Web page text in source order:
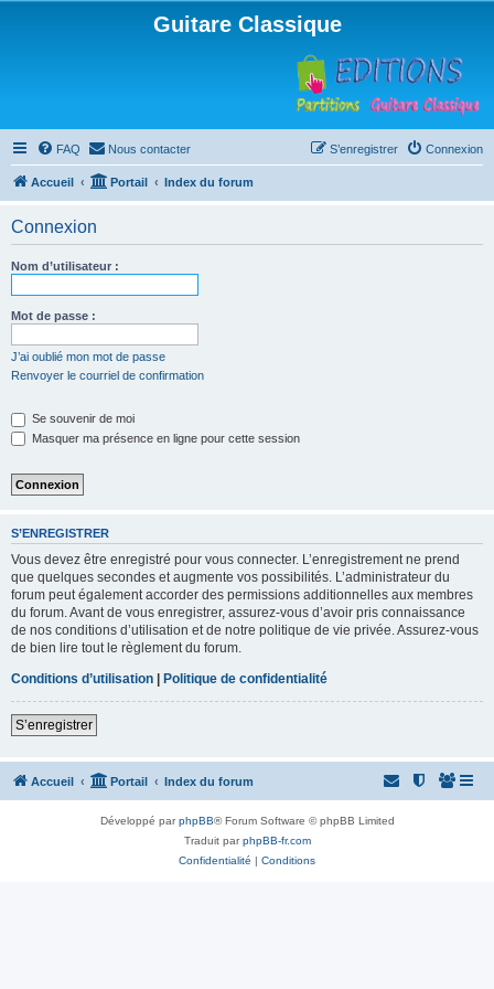
Guitare Classique
FAQ Nous contacter Connexion
S’enregistrer
Accueil Portail Index du forum
Connexion
Nom d’utilisateur :
Mot de passe :
J’ai oublié mon mot de passe
Renvoyer le courriel de confirmation
Se souvenir de moi
Masquer ma présence en ligne pour cette session
S’ENREGISTRER
Vous devez être enregistré pour vous connecter. L’enregistrement ne prend
que quelques secondes et augmente vos possibilités. L’administrateur du
forum peut également accorder des permissions additionnelles aux membres
du forum. Avant de vous enregistrer, assurez-vous d’avoir pris connaissance
de nos conditions d’utilisation et de notre politique de vie privée. Assurez-vous
de bien lire tout le règlement du forum.
Conditions d’utilisation | Politique de confidentialité
S’enregistrer
Accueil Portail Index du forum
Développé parphpBB® Forum Software © phpBB Limited
Traduit parphpBB-fr.com
Confidentialité | Conditions